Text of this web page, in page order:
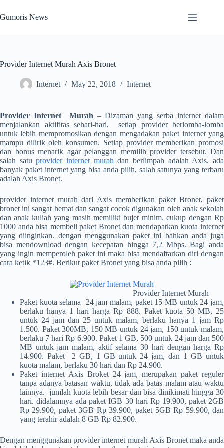
to
content
Gumoris News
Provider Internet Murah Axis Bronet
Internet May 22, 2018 Internet
Provider Internet Murah – Dizaman yang serba internet dalam
menjalankan aktifitas sehari-hari, setiap provider berlomba-lomba
untuk lebih mempromosikan dengan mengadakan paket internet yang
mampu dilirik oleh konsumen. Setiap provider memberikan promosi
dan bonus menarik agar pelanggan memilih provider tersebut. Dan
salah satuprovider internet murah dan berlimpah adalah Axis. ada
banyak paket internet yang bisa anda pilih, salah satunya yang terbaru
adalah Axis Bronet.
provider internet murah dari Axis memberikan paket Bronet, paket
bronet ini sangat hemat dan sangat cocok digunakan oleh anak sekolah
dan anak kuliah yang masih memiliki bujet minim. cukup dengan Rp
1000 anda bisa membeli paket Bronet dan mendapatkan kuota internet
yang diinginkan. dengan menggunakan paket ini bahkan anda juga
bisa mendownload dengan kecepatan hingga 7,2 Mbps. Bagi anda
yang ingin memperoleh paket ini maka bisa mendaftarkan diri dengan
cara ketik *123#. Berikut paket Bronet yang bisa anda pilih :
Provider Internet Murah
Paket kuota selama 24 jam malam, paket 15 MB untuk 24 jam,
berlaku hanya 1 hari harga Rp 888. Paket kuota 50 MB, 25
untuk 24 jam dan 25 untuk malam, berlaku hanya 1 jam Rp
1.500. Paket 300MB, 150 MB untuk 24 jam, 150 untuk malam,
berlaku 7 hari Rp 6.900. Paket 1 GB, 500 untuk 24 jam dan 500
MB untuk jam malam, aktif selama 30 hari dengan harga Rp
14.900. Paket 2 GB, 1 GB untuk 24 jam, dan 1 GB untuk
kuota malam, berlaku 30 hari dan Rp 24.900.
Paket internet Axis Broket 24 jam, merupakan paket reguler
tanpa adanya batasan waktu, tidak ada batas malam atau waktu
lainnya. jumlah kuota lebih besar dan bisa dinikimati hingga 30
hari. didalamnya ada paket IGB 30 hari Rp 19.900, paket 2GB
Rp 29.900, paket 3GB Rp 39.900, paket 5GB Rp 59.900, dan
yang terahir adalah 8 GB Rp 82.900.
Dengan menggunakanprovider internet murah Axis Bronet maka anda